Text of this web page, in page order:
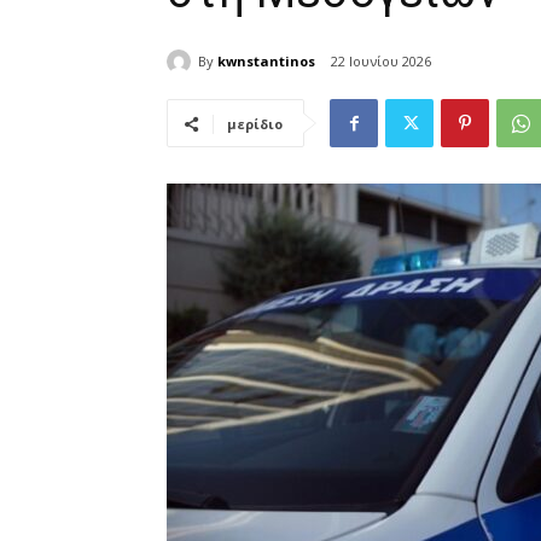
By kwnstantinos 22 Ιουνίου 2026
μερίδιο